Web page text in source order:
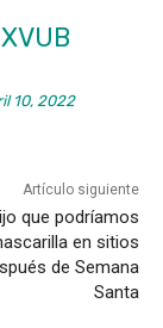
10, 2022
Artículo siguiente
que podríamos
en sitios
de Semana
Santa